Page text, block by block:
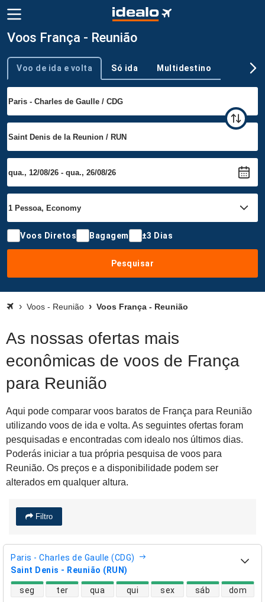
Voos França - Reunião
Tipo de viagem
Voo de ida e volta Só ida Multidestino
Voos Diretos Bagagem ±3 Dias
Pesquisar
Voos - Reunião Voos França - Reunião
As nossas ofertas mais
econômicas de voos de França
para Reunião
Aqui pode comparar voos baratos de França para Reunião
utilizando voos de ida e volta. As seguintes ofertas foram
pesquisadas e encontradas com idealo nos últimos dias.
Poderás iniciar a tua própria pesquisa de voos para
Reunião. Os preços e a disponibilidade podem ser
alterados em qualquer altura.
Filtro
Paris - Charles de Gaulle (CDG)
Saint Denis - Reunião (RUN)
disponibilidade de voos diretos
seg ter qua qui sex sáb dom